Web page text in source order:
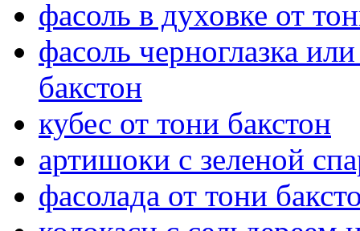
фасоль в духовке от
фасоль черноглазка
бакстон
кубес от тони бакстон
артишоки с зеленой
фасолада от тони